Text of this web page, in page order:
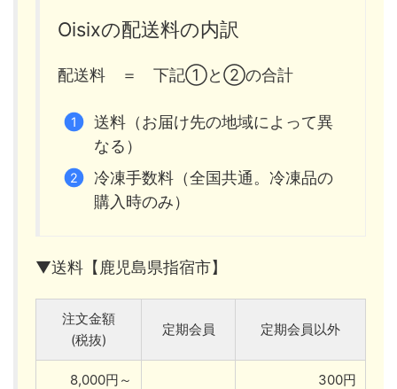
Oisixの配送料の内訳
配送料 ＝ 下記①と②の合計
送料（お届け先の地域によって異
なる）
冷凍手数料（全国共通。冷凍品の
購入時のみ）
▼送料【鹿児島県指宿市】
注文金額
(税抜)
定期会員 定期会員以外
8,000円～
300円